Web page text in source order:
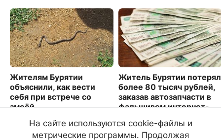
Жителям Бурятии
объяснили, как вести
себя при встрече со
змеёй
10057
Житель Бурятии потерял
более 80 тысяч рублей,
заказав автозапчасти в
фальшивом интернет-
2746
На сайте используются cookie-файлы и
метрические программы. Продолжая